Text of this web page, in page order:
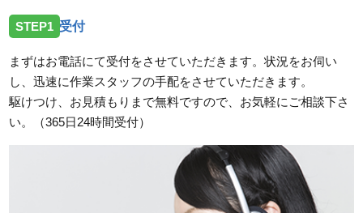
STEP1 受付
まずはお電話にて受付をさせていただきます。状況をお伺い
し、迅速に作業スタッフの手配をさせていただきます。
駆けつけ、お見積もりまで無料ですので、お気軽にご相談下さ
い。（365日24時間受付）